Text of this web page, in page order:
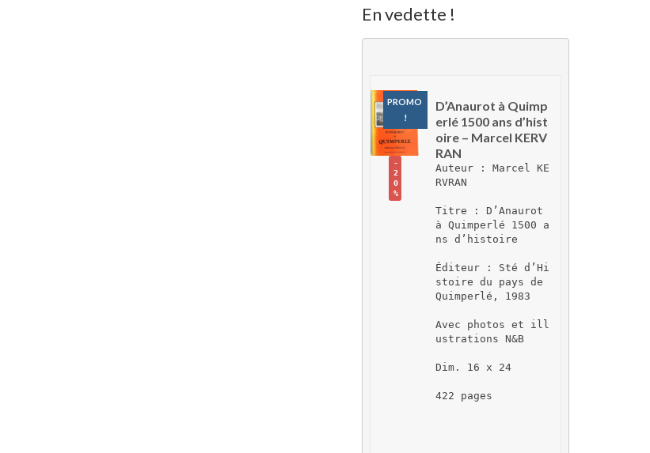
En vedette !
PROMO
!
-
2
0
%
D’Anaurot à Quimp
erlé 1500 ans d’hist
oire – Marcel KERV
RAN
Auteur : Marcel KE
RVRAN
Titre : D’Anaurot
à Quimperlé 1500 a
ns d’histoire
Éditeur : Sté d’Hi
stoire du pays de
Quimperlé, 1983
Avec photos et ill
ustrations N&B
Dim. 16 x 24
422 pages